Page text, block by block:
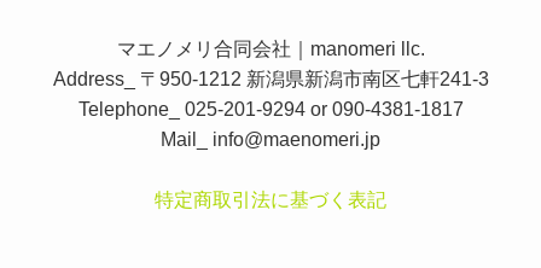
マエノメリ合同会社｜manomeri llc.
Address_ 〒950-1212 新潟県新潟市南区七軒241-3
Telephone_ 025-201-9294 or 090-4381-1817
Mail_ info@maenomeri.jp
特定商取引法に基づく表記